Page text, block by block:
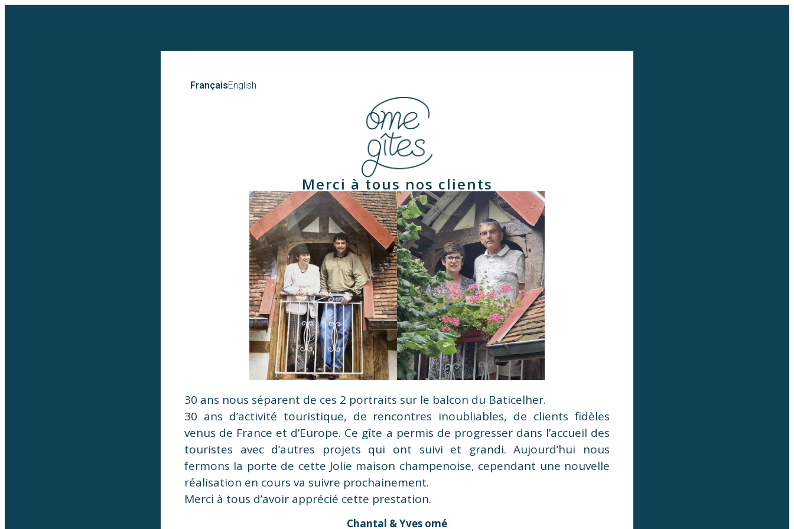
FrançaisEnglish
Merci à tous nos clients
30 ans nous séparent de ces 2 portraits sur le balcon du Baticelher.
30 ans d’activité touristique, de rencontres inoubliables, de clients fidèles
venus de France et d’Europe. Ce gîte a permis de progresser dans l’accueil des
touristes avec d’autres projets qui ont suivi et grandi. Aujourd’hui nous
fermons la porte de cette Jolie maison champenoise, cependant une nouvelle
réalisation en cours va suivre prochainement.
Merci à tous d’avoir apprécié cette prestation.
Chantal & Yves omé